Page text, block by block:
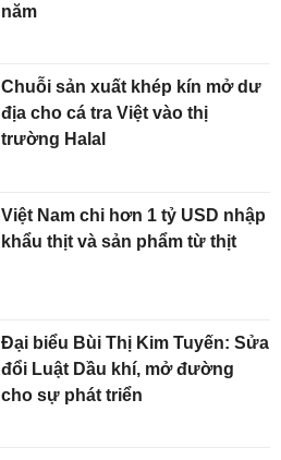
năm
Chuỗi sản xuất khép kín mở dư
địa cho cá tra Việt vào thị
trường Halal
Việt Nam chi hơn 1 tỷ USD nhập
khẩu thịt và sản phẩm từ thịt
Đại biểu Bùi Thị Kim Tuyến: Sửa
đổi Luật Dầu khí, mở đường
cho sự phát triển